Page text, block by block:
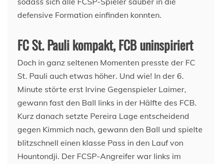
defensive Formation einfinden konnten.
FC St. Pauli kompakt, FCB uninspiriert
Doch in ganz seltenen Momenten presste der FC
St. Pauli auch etwas höher. Und wie! In der 6.
Minute störte erst Irvine Gegenspieler Laimer,
gewann fast den Ball links in der Hälfte des FCB.
Kurz danach setzte Pereira Lage entscheidend
gegen Kimmich nach, gewann den Ball und spielte
blitzschnell einen klasse Pass in den Lauf von
Hountondji. Der FCSP-Angreifer war links im